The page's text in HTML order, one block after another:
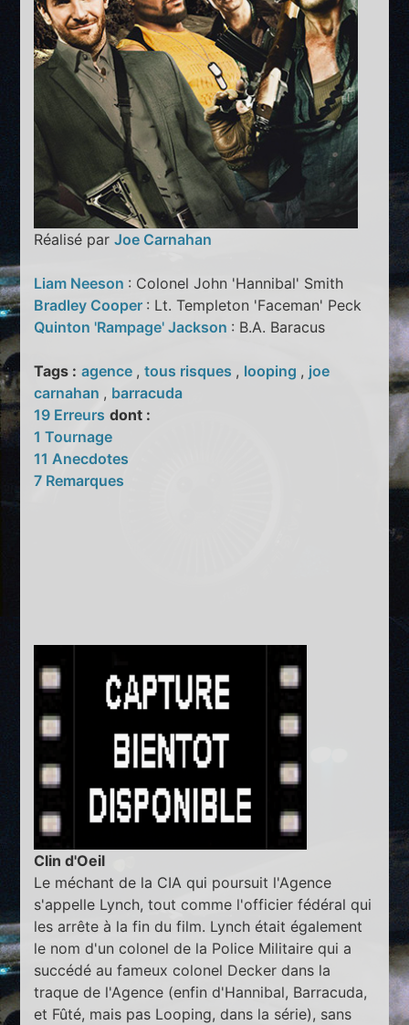
Réalisé parJoe Carnahan
Liam Neeson : Colonel John 'Hannibal' Smith
Bradley Cooper : Lt. Templeton 'Faceman' Peck
Quinton 'Rampage' Jackson : B.A. Baracus
Tags : agence ,tous risques , looping , joe
carnahan , barracuda
19 Erreurs dont :
1 Tournage
11 Anecdotes
7 Remarques
Clin d'Oeil
Le méchant de la CIA qui poursuit l'Agence
s'appelle Lynch, tout comme l'officier fédéral qui
les arrête à la fin du film. Lynch était également
le nom d'un colonel de la Police Militaire qui a
succédé au fameux colonel Decker dans la
traque de l'Agence (enfin d'Hannibal, Barracuda,
et Fûté, mais pas Looping, dans la série), sans